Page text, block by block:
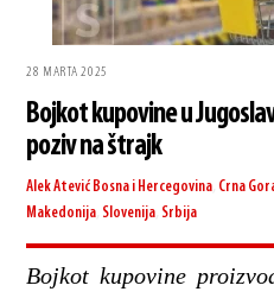
28 MARTA 2025
Bojkot kupovine u
poziv na štrajk
Alek Atević Bosna i Hercegovina Crna
Makedonija Slovenija Srbija
Bojkot kupovine